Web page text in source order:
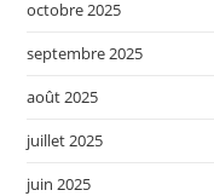
octobre 2025
septembre 2025
août 2025
juillet 2025
juin 2025